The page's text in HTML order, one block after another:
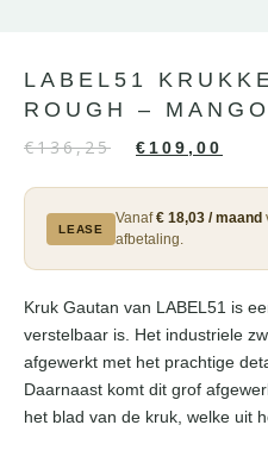
LABEL51
ROUGH –
€136,25 € 109,00
LEASE
Vanaf€ 18,03 / maand
afbetaling.
Kruk Gautan van LABEL51 is
verstelbaar is. Het industriele
afgewerkt met het prachtige
Daarnaast komt dit grof
het blad van de kruk, welke uit